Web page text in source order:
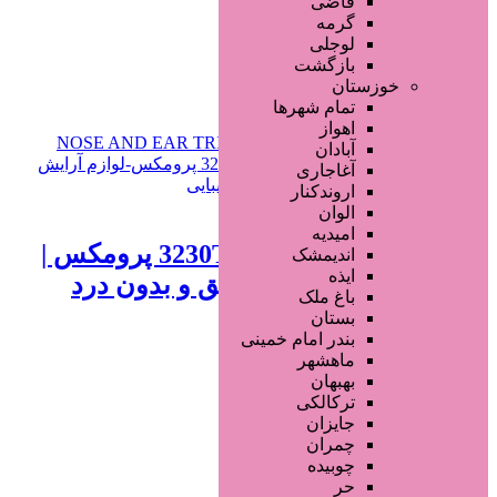
گرمه
لوجلی
بازگشت
خوزستان
تمام شهر‌ها
اهواز
آبادان
آغاجاری
اروندکنار
الوان
امیدیه
اندیمشک
ایذه
باغ ملک
بستان
بندر امام خمینی
ماهشهر
بهبهان
ترکالکی
جایزان
چمران
چوبیده
حر
افزودن به علاقه‌مندی 444 بازدید
خراسان رضوی مشهد
موزن گوش و بینی مدل 3230T پرومکس |
Promax 3230، اصلاح دقیق و بدون درد
محصولات آرایشی
افزودن به علاقه‌مندی 477 بازدید
مشهد